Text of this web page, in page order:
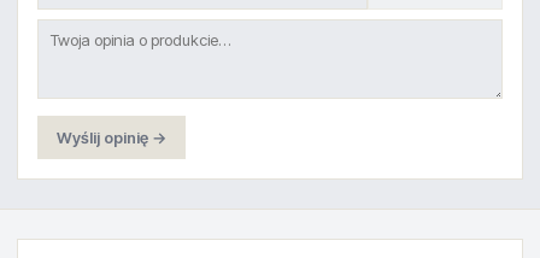
Wyślij opinię →